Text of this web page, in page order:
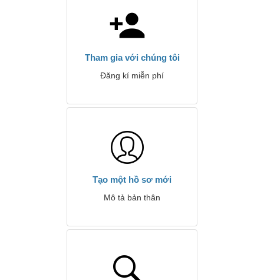
Tham gia với chúng tôi
Đăng kí miễn phí
Tạo một hồ sơ mới
Mô tả bản thân